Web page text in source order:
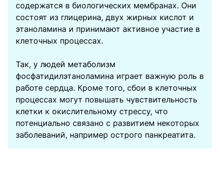
содержатся в биологических мембранах. Они
состоят из глицерина, двух жирных кислот и
этаноламина и принимают активное участие в
клеточных процессах.
Так, у людей метаболизм
фосфатидилэтаноламина играет важную роль в
работе сердца. Кроме того, сбои в клеточных
процессах могут повышать чувствительность
клетки к окислительному стрессу, что
потенциально связано с развитием некоторых
заболеваний, например острого панкреатита.